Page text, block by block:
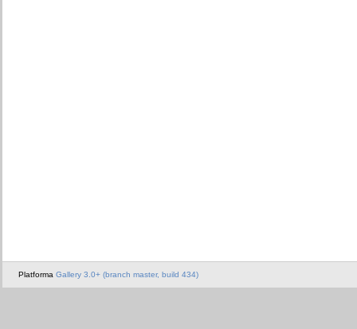
Platforma Gallery 3.0+ (branch master, build 434)